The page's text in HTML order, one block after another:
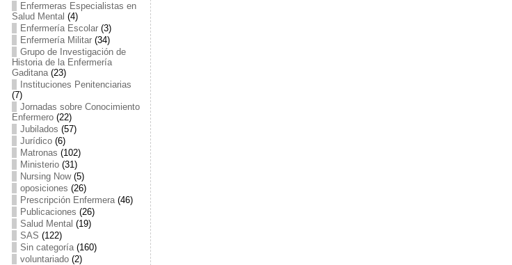
Enfermeras Especialistas en
Salud Mental (4)
Enfermería Escolar(3)
Enfermería Militar(34)
Grupo de Investigación de
Historia de la Enfermería
Gaditana(23)
Instituciones Penitenciarias
(7)
Jornadas sobre Conocimiento
Enfermero(22)
Jubilados (57)
Jurídico(6)
Matronas (102)
Ministerio(31)
Nursing Now(5)
oposiciones (26)
Prescripción Enfermera(46)
Publicaciones (26)
Salud Mental (19)
SAS (122)
Sin categoría(160)
voluntariado(2)